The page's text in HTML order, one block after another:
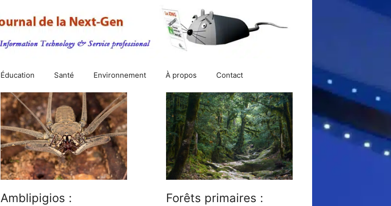
Éducation Santé Environnement À propos Contact
Amblipigios :
Forêts primaires :